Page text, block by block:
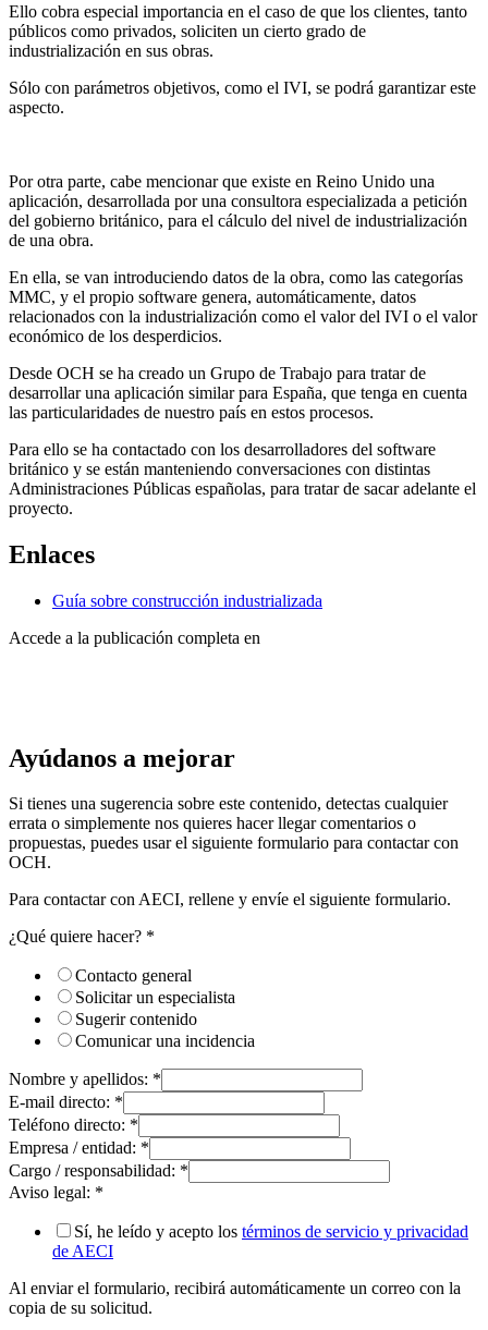
Ello cobra especial importancia en el caso de que los clientes, tanto
públicos como privados, soliciten un cierto grado de
industrialización en sus obras.
Sólo con parámetros objetivos, como el IVI, se podrá garantizar este
aspecto.
Por otra parte, cabe mencionar que existe en Reino Unido una
aplicación, desarrollada por una consultora especializada a petición
del gobierno británico, para el cálculo del nivel de industrialización
de una obra.
En ella, se van introduciendo datos de la obra, como las categorías
MMC, y el propio software genera, automáticamente, datos
relacionados con la industrialización como el valor del IVI o el valor
económico de los desperdicios.
Desde OCH se ha creado un Grupo de Trabajo para tratar de
desarrollar una aplicación similar para España, que tenga en cuenta
las particularidades de nuestro país en estos procesos.
Para ello se ha contactado con los desarrolladores del software
británico y se están manteniendo conversaciones con distintas
Administraciones Públicas españolas, para tratar de sacar adelante el
proyecto.
Enlaces
Guía sobre construcción industrializada
Accede a la publicación completa en
Ayúdanos a mejorar
Si tienes una sugerencia sobre este contenido, detectas cualquier
errata o simplemente nos quieres hacer llegar comentarios o
propuestas, puedes usar el siguiente formulario para contactar con
OCH.
Para contactar con AECI, rellene y envíe el siguiente formulario.
¿Qué quiere hacer? *
Contacto general
Solicitar un especialista
Sugerir contenido
Comunicar una incidencia
Nombre y apellidos: *
E-mail directo: *
Teléfono directo: *
Empresa / entidad: *
Cargo / responsabilidad: *
Aviso legal: *
Sí, he leído y acepto los términos de servicio y privacidad
de AECI
Al enviar el formulario, recibirá automáticamente un correo con la
copia de su solicitud.